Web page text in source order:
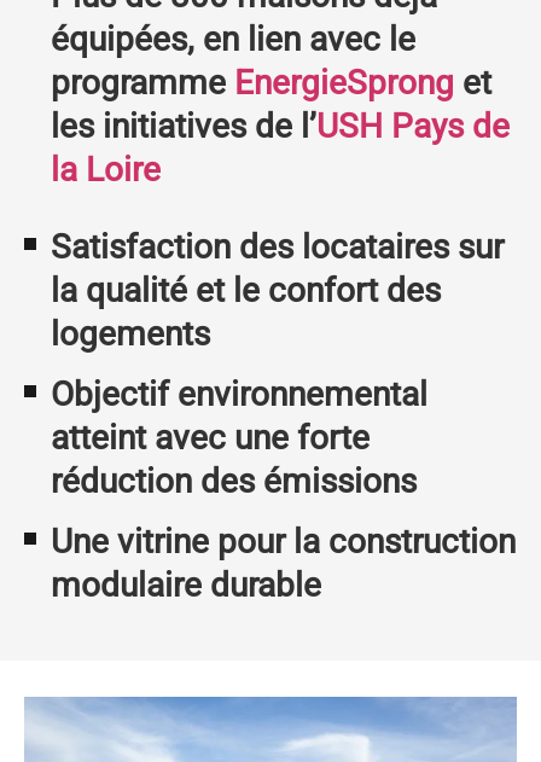
équipées, en lien avec le
programme EnergieSprong et
les initiatives de l’USH Pays de
la Loire
Satisfaction des locataires sur
la qualité et le confort des
logements
Objectif environnemental
atteint avec une forte
réduction des émissions
Une vitrine pour la construction
modulaire durable